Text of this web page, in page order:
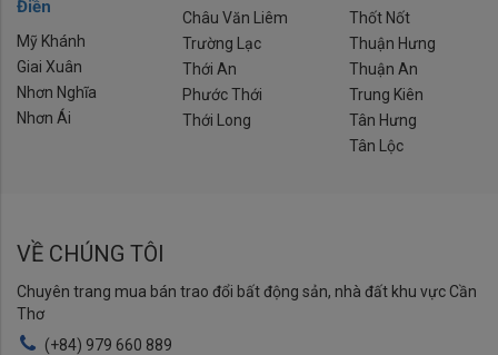
Điền
Mỹ Khánh
Giai Xuân
Nhơn Nghĩa
Nhơn Ái
Châu Văn Liêm
Trường Lạc
Thới An
Phước Thới
Thới Long
Thốt Nốt
Thuận Hưng
Thuận An
Trung Kiên
Tân Hưng
Tân Lộc
VỀ CHÚNG TÔI
Chuyên trang mua bán trao đổi bất động sản, nhà đất khu vực Cần
Thơ
(+84) 979 660 889